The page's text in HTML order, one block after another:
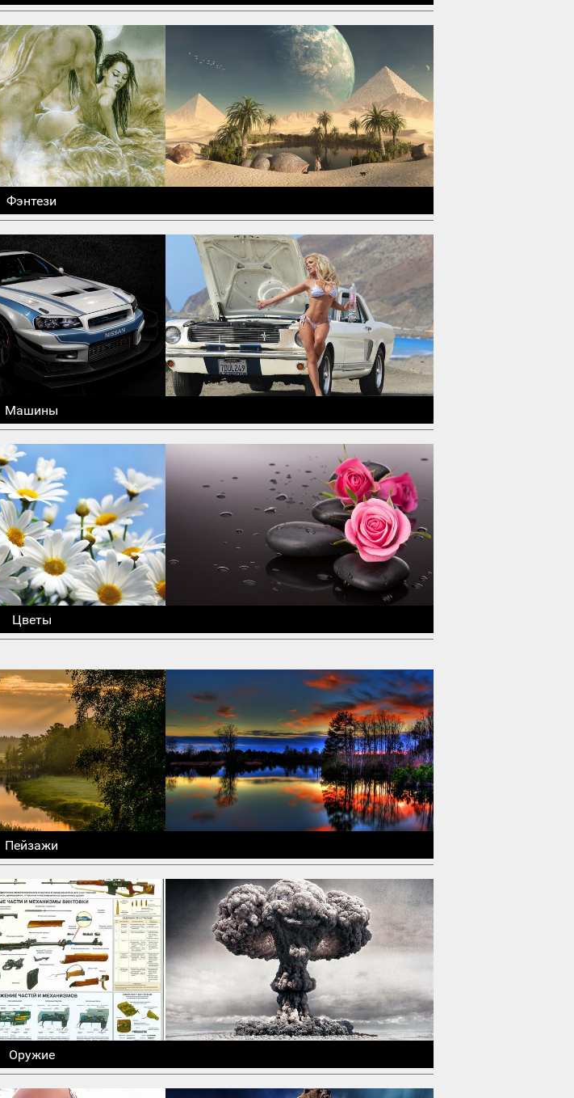
Фэнтези
Машины
Цветы
Пейзажи
Оружие